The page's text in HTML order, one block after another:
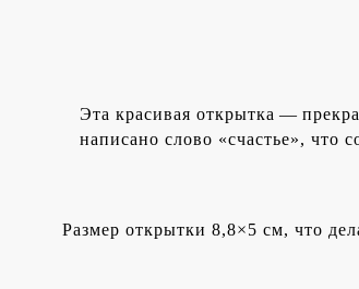
Эта красивая открытка —
написано слово «счастье», что
Размер открытки 8,8×5 см, что